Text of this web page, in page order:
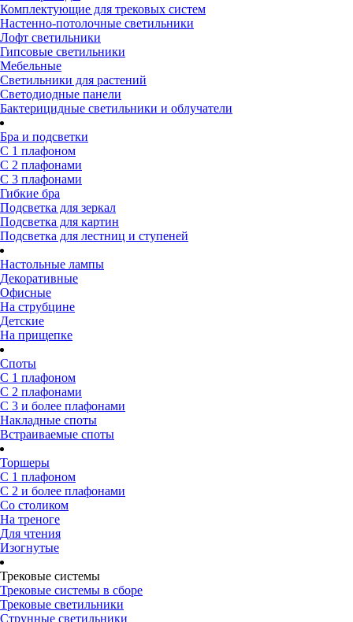
Комплектующие для трековых систем
Настенно-потолочные светильники
Лофт светильники
Гипсовые светильники
Мебельные
Светильники для растений
Светодиодные панели
Бактерицидные светильники и облучатели
Бра и подсветки
С 1 плафоном
С 2 плафонами
С 3 плафонами
Гибкие бра
Подсветка для зеркал
Подсветка для картин
Подсветка для лестниц и ступеней
Настольные лампы
Декоративные
Офисные
На струбцине
Детские
На прищепке
Споты
С 1 плафоном
С 2 плафонами
С 3 и более плафонами
Накладные споты
Встраиваемые споты
Торшеры
С 1 плафоном
С 2 и более плафонами
Со столиком
На треноге
Для чтения
Изогнутые
Трековые системы
Трековые системы в сборе
Трековые светильники
Струнные светильники